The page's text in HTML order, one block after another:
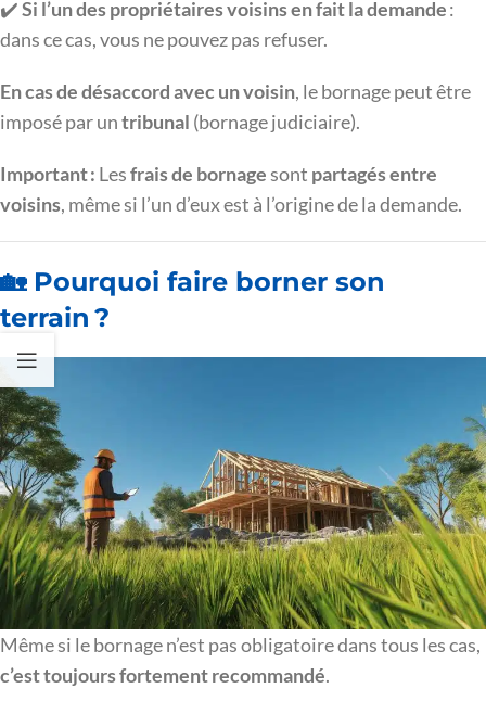
✔️Si l’un des propriétaires voisins en fait la demande:
dans ce cas, vous ne pouvez pas refuser.
En cas de désaccord avec un voisin, le bornage peut être
imposé par untribunal (bornage judiciaire).
Important : Lesfrais de bornagesont partagés entre
voisins, même si l’un d’eux est à l’origine de la demande.
🏡 Pourquoi faire borner son
terrain ?
Même si le bornage n’est pas obligatoire dans tous les cas,
c’est toujours fortement recommandé.